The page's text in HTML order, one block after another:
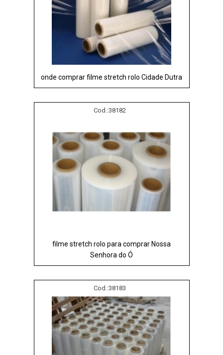
onde comprar filme stretch rolo Cidade Dutra
Cod.:38182
filme stretch rolo para comprar Nossa
Senhora do Ó
Cod.:38183